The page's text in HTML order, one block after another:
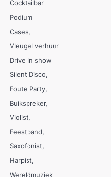
Cocktailbar
Podium
Cases
Vleugel verhuur
Drive in show
Silent Disco
Foute Party
Buikspreker
Violist
Feestband
Saxofonist
Harpist